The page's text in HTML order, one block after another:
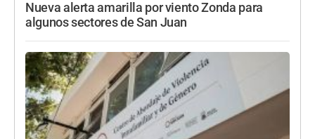
Nueva alerta amarilla por viento Zonda para
algunos sectores de San Juan